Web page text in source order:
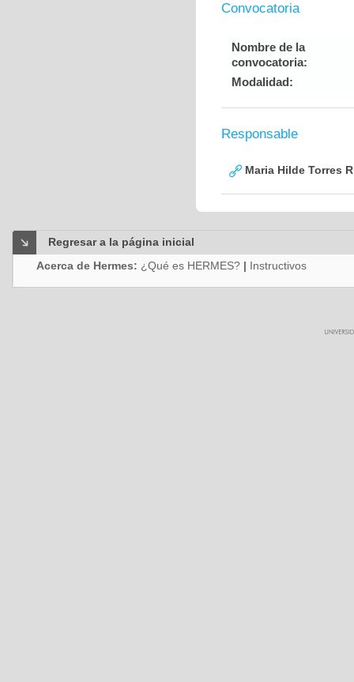
Convocatoria
Nombre de la
convocatoria:
Modalidad:
Responsable
Maria Hilde Torres
Regresar a la página inicial
Acerca de Hermes: ¿Qué es HERMES? | Instructivos